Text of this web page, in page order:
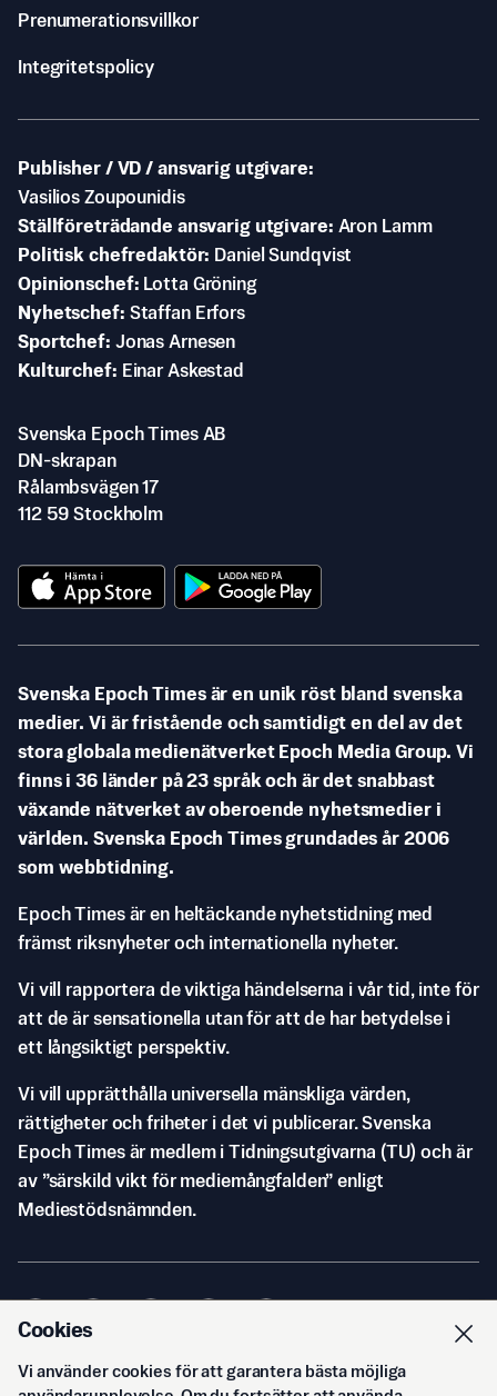
Prenumerationsvillkor
Integritetspolicy
Publisher / VD / ansvarig utgivare
Vasilios Zoupounidis
Ställföreträdande ansvarig utgivare Aron Lamm
Politisk chefredaktör
Daniel Sundqvist
Opinionschef
Lotta Gröning
Nyhetschef Staffan Erfors
Sportchef Jonas Arnesen
Kulturchef
Einar Askestad
Svenska Epoch Times AB
DN-skrapan
Rålambsvägen 17
112 59 Stockholm
Svenska Epoch Times är en unik röst bland svenska
medier. Vi är fristående och samtidigt en del av det
stora globala medienätverket Epoch Media Group. Vi
finns i 36 länder på 23 språk och är det snabbast
växande nätverket av oberoende nyhetsmedier i
världen. Svenska Epoch Times grundades år 2006
som webbtidning.
Epoch Times är en heltäckande nyhetstidning med
främst riksnyheter och internationella nyheter.
Vi vill rapportera de viktiga händelserna i vår tid, inte för
att de är sensationella utan för att de har betydelse i
ett långsiktigt perspektiv.
Vi vill upprätthålla universella mänskliga värden,
rättigheter och friheter i det vi publicerar. Svenska
Epoch Times är medlem i Tidningsutgivarna (TU) och är
av ”särskild vikt för mediemångfalden” enligt
Mediestödsnämnden.
© Svenska Epoch Times AB2026
Cookies
Vi använder cookies för att garantera bästa möjliga